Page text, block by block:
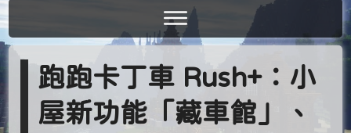
跑跑卡丁車 Rush+：小
屋新功能「藏車館」、